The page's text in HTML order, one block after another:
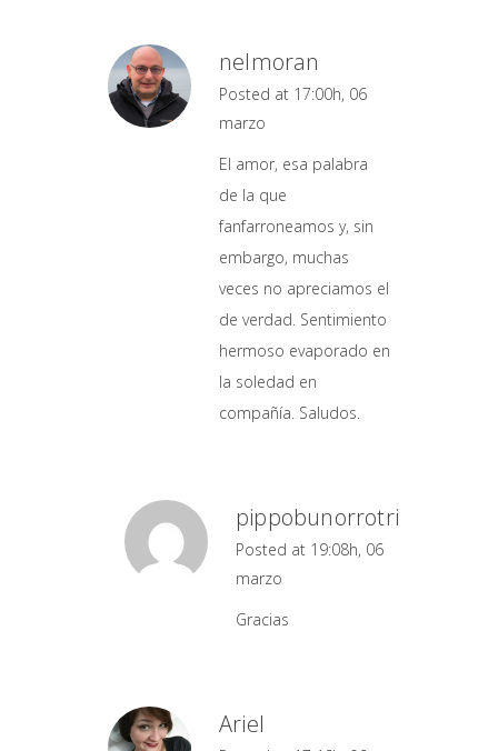
nelmoran
Posted at 17:00h, 06
marzo
El amor, esa palabra
de la que
fanfarroneamos y, sin
embargo, muchas
veces no apreciamos el
de verdad. Sentimiento
hermoso evaporado en
la soledad en
compañía. Saludos.
pippobunorrotri
Posted at 19:08h, 06
marzo
Gracias
Ariel